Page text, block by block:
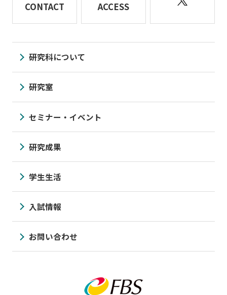
CONTACT ACCESS
研究科について
研究室
セミナー・イベント
研究成果
学生生活
入試情報
お問い合わせ